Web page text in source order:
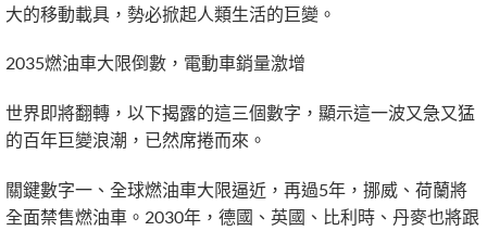
大的移動載具，勢必掀起人類生活的巨變。
2035燃油車大限倒數，電動車銷量激增
世界即將翻轉，以下揭露的這三個數字，顯示這一波又急又猛
的百年巨變浪潮，已然席捲而來。
關鍵數字一、全球燃油車大限逼近，再過5年，挪威、荷蘭將
全面禁售燃油車。2030年，德國、英國、比利時、丹麥也將跟